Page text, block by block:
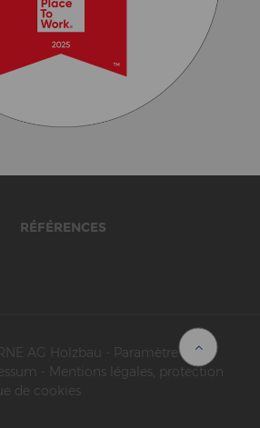
RÉFÉRENCES
AG Holzbau - Paramètre de
- Mentions légales, protection
de cookies